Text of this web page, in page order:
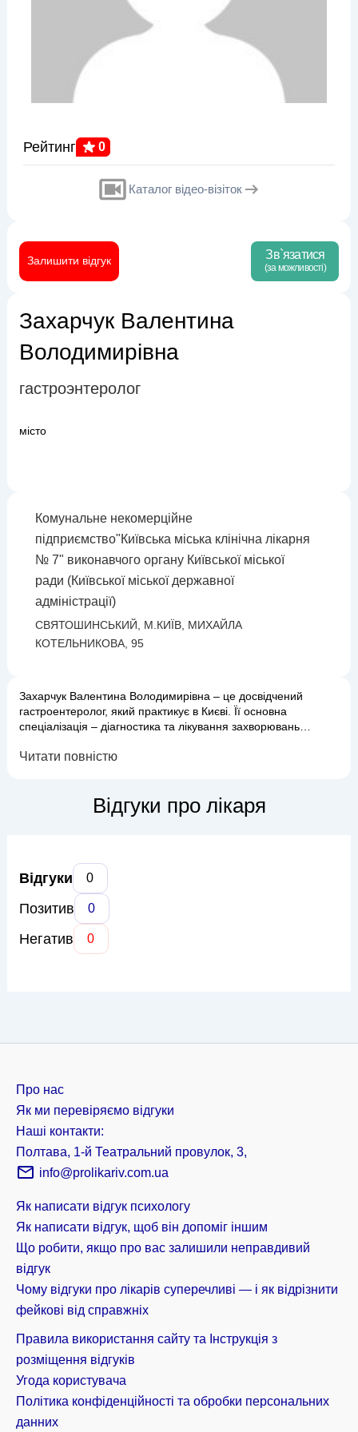
Рейтинг 0
Каталог відео-візіток
Залишити відгук Зв`язатися
(за можливості)
Захарчук Валентина
Володимирівна
гастроэнтеролог
місто
Комунальне некомерційне
підприємство"Київська міська клінічна лікарня
№ 7" виконавчого органу Київської міської
ради (Київської міської державної
адміністрації)
СВЯТОШИНСЬКИЙ, М.КИЇВ, МИХАЙЛА
КОТЕЛЬНИКОВА, 95
Захарчук Валентина Володимирівна – це досвідчений
гастроентеролог, який практикує в Києві. Її основна
спеціалізація – діагностика та лікування захворювань
підшлункової залози. Доктор Захарчук володіє сучасними
пропонує ефективні схеми лікування, засновані н...
Читати повністю
Відгуки про лікаря
Відгуки 0
Позитив 0
Негатив 0
Про нас
Як ми перевіряємо відгуки
Наші контакти:
Полтава, 1-й Театральний провулок, 3,
info@prolikariv.com.ua
Як написати відгук психологу
Як написати відгук, щоб він допоміг іншим
Що робити, якщо про вас залишили неправдивий
відгук
Чому відгуки про лікарів суперечливі — і як відрізнити
фейкові від справжніх
Правила використання сайту та Інструкція з
розміщення відгуків
Угода користувача
Політика конфіденційності та обробки персональних
данних